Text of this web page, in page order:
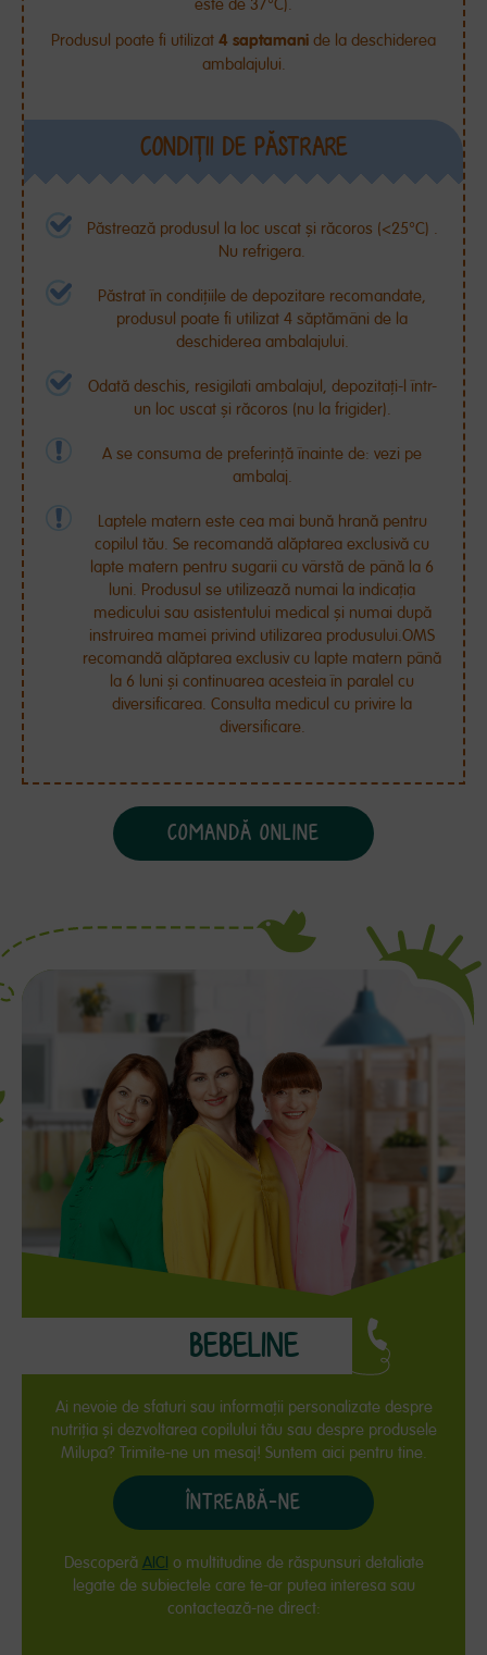
este de 37°C).
Produsul poate fi utilizat 4 saptamani de la deschiderea
ambalajului.
CONDIŢII DE PĂSTRARE
Păstrează produsul la loc uscat și răcoros (<25°C) .
Nu refrigera.
Păstrat în condițiile de depozitare recomandate,
produsul poate fi utilizat 4 săptămâni de la
deschiderea ambalajului.
Odată deschis, resigilati ambalajul, depozitați-l într-
un loc uscat și răcoros (nu la frigider).
A se consuma de preferință înainte de: vezi pe
ambalaj.
Laptele matern este cea mai bună hrană pentru
copilul tău. Se recomandă alăptarea exclusivă cu
lapte matern pentru sugarii cu vârstă de până la 6
luni. Produsul se utilizează numai la indicația
medicului sau asistentului medical și numai după
instruirea mamei privind utilizarea produsului.OMS
recomandă alăptarea exclusiv cu lapte matern până
la 6 luni și continuarea acesteia în paralel cu
diversificarea. Consulta medicul cu privire la
diversificare.
COMANDĂ ONLINE
BEBELINE
Ai nevoie de sfaturi sau informaţii personalizate despre
nutriţia și dezvoltarea copilului tău sau despre produsele
Milupa? Trimite-ne un mesaj! Suntem aici pentru tine.
ÎNTREABĂ-NE
Descoperă AICI o multitudine de răspunsuri detaliate
legate de subiectele care te-ar putea interesa sau
contactează-ne direct: